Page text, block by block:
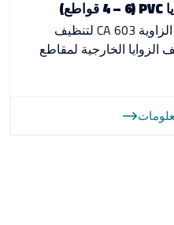
تُستخدم ماكينة التنظيف أحادية الزاوية CA 603 لتنظيف
الزوايا الخارجية لمقاطع